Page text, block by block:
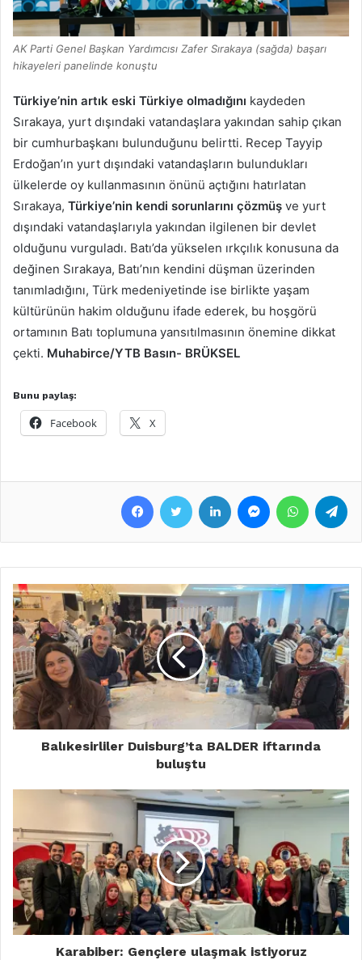
AK Parti Genel Başkan Yardımcısı Zafer Sırakaya (sağda) başarı
hikayeleri panelinde konuştu
Türkiye’nin artık eski Türkiye olmadığını kaydeden
Sırakaya, yurt dışındaki vatandaşlara yakından sahip çıkan
bir cumhurbaşkanı bulunduğunu belirtti. Recep Tayyip
Erdoğan’ın yurt dışındaki vatandaşların bulundukları
ülkelerde oy kullanmasının önünü açtığını hatırlatan
Sırakaya, Türkiye’nin kendi sorunlarını çözmüş ve yurt
dışındaki vatandaşlarıyla yakından ilgilenen bir devlet
olduğunu vurguladı. Batı’da yükselen ırkçılık konusuna da
değinen Sırakaya, Batı’nın kendini düşman üzerinden
tanımladığını, Türk medeniyetinde ise birlikte yaşam
kültürünün hakim olduğunu ifade ederek, bu hoşgörü
ortamının Batı toplumuna yansıtılmasının önemine dikkat
çekti. Muhabirce/YTB Basın- BRÜKSEL
Bunu paylaş:
Facebook X
Balıkesirliler Duisburg’ta BALDER iftarında
buluştu
Karabiber: Gençlere ulaşmak istiyoruz